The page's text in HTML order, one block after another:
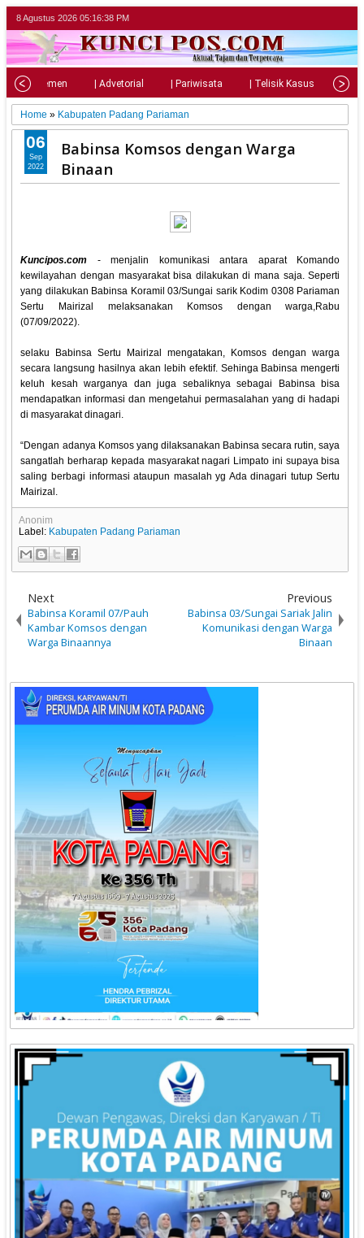
8 Agustus 2026 05:16:39 PM
| Parlemen | Advetorial | Pariwisata | Telisik Kasus |
Home » Kabupaten Padang Pariaman
Babinsa Komsos dengan Warga
Binaan
Kuncipos.com - menjalin komunikasi antara aparat Komando
kewilayahan dengan masyarakat bisa dilakukan di mana saja. Seperti
yang dilakukan Babinsa Koramil 03/Sungai sarik Kodim 0308 Pariaman
Sertu Mairizal melaksanakan Komsos dengan warga,Rabu
(07/09/2022).
selaku Babinsa Sertu Mairizal mengatakan, Komsos dengan warga
secara langsung hasilnya akan lebih efektif. Sehinga Babinsa mengerti
keluh kesah warganya dan juga sebaliknya sebagai Babinsa bisa
mendapatkan informasi dan mengetahui permasalahan yang di hadapi
di masyarakat dinagari.
“Dengan adanya Komsos yang dilaksanakan Babinsa secara rutin, saya
sangatlah berharap kepada masyarakat nagari Limpato ini supaya bisa
saling berbagi informasi ataupun masalah yg Ada dinagari tutup Sertu
Mairizal.
06
Sep
2022
Anonim
Label: Kabupaten Padang Pariaman
Next
Babinsa Koramil 07/Pauh
Kambar Komsos dengan
Warga Binaannya
Previous
Babinsa 03/Sungai Sariak Jalin
Komunikasi dengan Warga
Binaan